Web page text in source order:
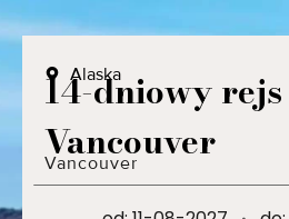
Alaska
14-dniowy rejs
Vancouver
Vancouver